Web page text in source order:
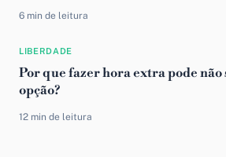
6 min de leitura
LIBERDADE
Por que fazer hora extra pode não
opção?
12 min de leitura